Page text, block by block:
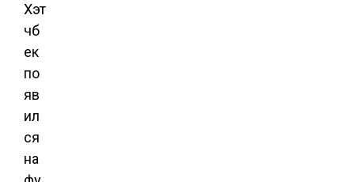
Хэт
чб
ек
по
яв
ил
ся
на